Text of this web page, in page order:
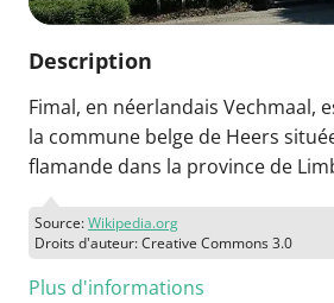
Description
Fimal, en néerlandais Vechmaal,
la commune belge de Heers
flamande dans la province de
Source:Wikipedia.org
Droits d'auteur: Creative Commons 3.0
Plus d'informations